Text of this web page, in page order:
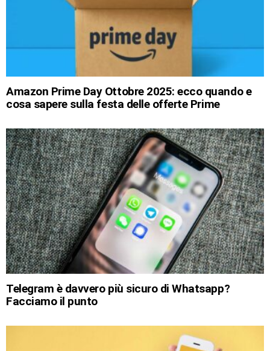
Amazon Prime Day Ottobre 2025: ecco quando e
cosa sapere sulla festa delle offerte Prime
Telegram è davvero più sicuro di Whatsapp?
Facciamo il punto